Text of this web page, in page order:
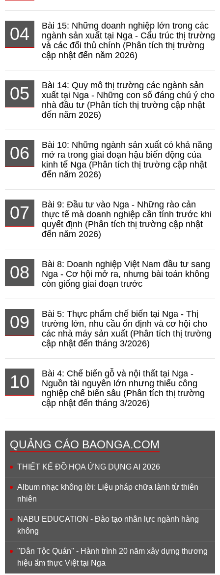
04
Bài 15: Những doanh nghiệp lớn trong các
ngành sản xuất tại Nga - Cấu trúc thị trường
và các đối thủ chính (Phân tích thị trường
cập nhật đến năm 2026)
05
Bài 14: Quy mô thị trường các ngành sản
xuất tại Nga - Những con số đáng chú ý cho
nhà đầu tư (Phân tích thị trường cập nhật
đến năm 2026)
06
Bài 10: Những ngành sản xuất có khả năng
mở ra trong giai đoạn hậu biến động của
kinh tế Nga (Phân tích thị trường cập nhật
đến năm 2026)
07
Bài 9: Đầu tư vào Nga - Những rào cản
thực tế mà doanh nghiệp cần tính trước khi
quyết định (Phân tích thị trường cập nhật
đến năm 2026)
08
Bài 8: Doanh nghiệp Việt Nam đầu tư sang
Nga - Cơ hội mở ra, nhưng bài toán không
còn giống giai đoạn trước
09
Bài 5: Thực phẩm chế biến tại Nga - Thị
trường lớn, nhu cầu ổn định và cơ hội cho
các nhà máy sản xuất (Phân tích thị trường
cập nhật đến tháng 3/2026)
10
Bài 4: Chế biến gỗ và nội thất tại Nga -
Nguồn tài nguyên lớn nhưng thiếu công
nghiệp chế biến sâu (Phân tích thị trường
cập nhật đến tháng 3/2026)
QUẢNG CÁO BAONGA.COM
THIẾT KẾ ĐỒ HỌA ỨNG DỤNG AI 2026
Album nhạc không lời: Liệu pháp chữa lành từ thiên
nhiên
NABU EDUCATION - Đào tạo nhân lực ngành hàng
không
''Dân Tộc Quán'' - Hành trình 20 năm xây dựng thương
hiệu ẩm thực Việt tại Nga